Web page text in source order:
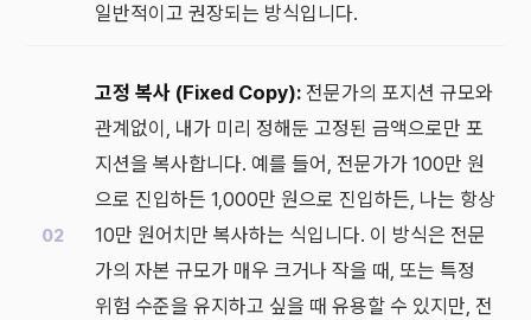
일반적이고 권장되는 방식입니다.
고정 복사 (Fixed Copy): 전문가의 포지션 규모와
관계없이, 내가 미리 정해둔 고정된 금액으로만 포
지션을 복사합니다. 예를 들어, 전문가가 100만 원
으로 진입하든 1,000만 원으로 진입하든, 나는 항상
10만 원어치만 복사하는 식입니다. 이 방식은 전문
가의 자본 규모가 매우 크거나 작을 때, 또는 특정
위험 수준을 유지하고 싶을 때 유용할 수 있지만, 전